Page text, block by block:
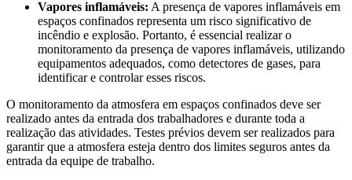
Vapores inflamáveis: A presença de vapores inflamáveis em
espaços confinados representa um risco significativo de
incêndio e explosão. Portanto, é essencial realizar o
monitoramento da presença de vapores inflamáveis, utilizando
equipamentos adequados, como detectores de gases, para
identificar e controlar esses riscos.
O monitoramento da atmosfera em espaços confinados deve ser
realizado antes da entrada dos trabalhadores e durante toda a
realização das atividades. Testes prévios devem ser realizados para
garantir que a atmosfera esteja dentro dos limites seguros antes da
entrada da equipe de trabalho.